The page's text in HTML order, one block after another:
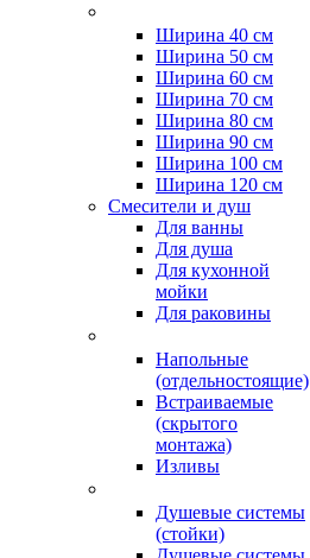
Ширина 40 см
Ширина 50 см
Ширина 60 см
Ширина 70 см
Ширина 80 см
Ширина 90 см
Ширина 100 см
Ширина 120 см
Смесители и душ
Для ванны
Для душа
Для кухонной
мойки
Для раковины
Напольные
(отдельностоящие)
Встраиваемые
(скрытого
монтажа)
Изливы
Душевые системы
(стойки)